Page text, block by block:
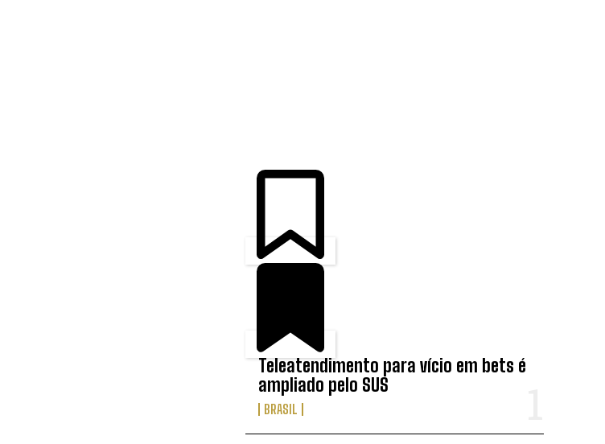
Teleatendimento para vício em bets é
ampliado pelo SUS
BRASIL